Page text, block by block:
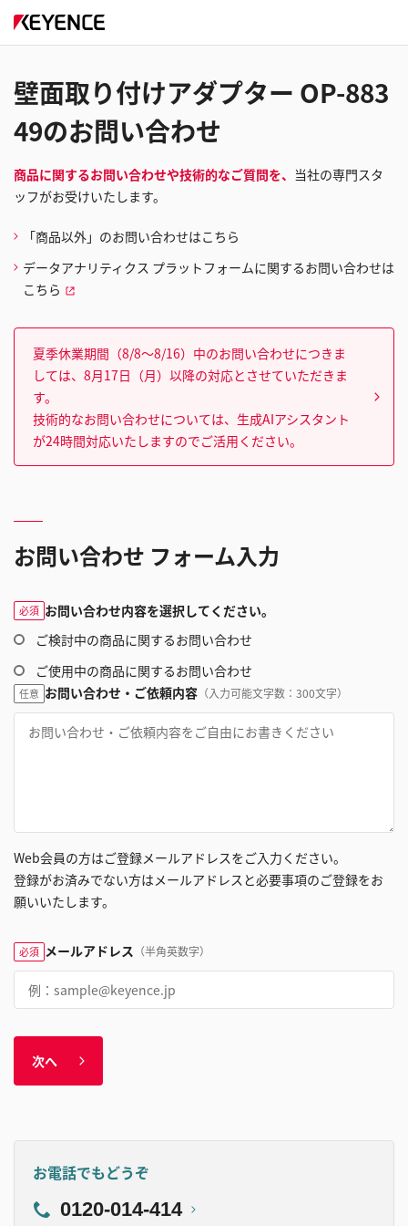
壁面取り付けアダプター OP-883
49のお問い合わせ
商品に関するお問い合わせや技術的なご質問を、 当社の専門スタ
ッフがお受けいたします。
「商品以外」のお問い合わせはこちら
データアナリティクス プラットフォームに関するお問い合わせは
こちら
夏季休業期間（8/8～8/16）中のお問い合わせにつきま
しては、8月17日（月）以降の対応とさせていただきま
す。
技術的なお問い合わせについては、生成AIアシスタント
が24時間対応いたしますのでご活用ください。
お問い合わせ フォーム入力
必須 お問い合わせ内容を選択してください。
ご検討中の商品に関するお問い合わせ
ご使用中の商品に関するお問い合わせ
任意 お問い合わせ・ご依頼内容 （入力可能文字数：300文字）
Web会員の方はご登録メールアドレスをご入力ください。
登録がお済みでない方はメールアドレスと必要事項のご登録をお
願いいたします。
必須 メールアドレス （半角英数字）
次へ
お電話でもどうぞ
0120-014-414